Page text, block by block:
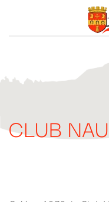
Skip to main
CLUB